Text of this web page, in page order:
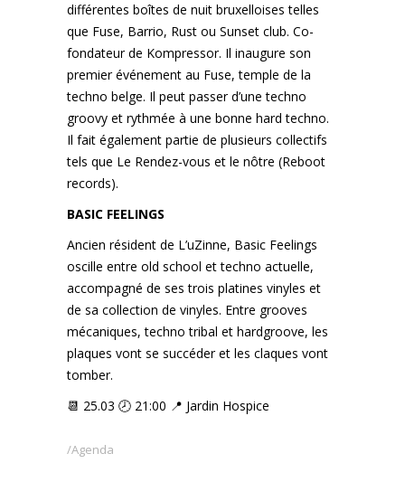
différentes boîtes de nuit bruxelloises telles
que Fuse, Barrio, Rust ou Sunset club. Co-
fondateur de Kompressor. Il inaugure son
premier événement au Fuse, temple de la
techno belge. Il peut passer d’une techno
groovy et rythmée à une bonne hard techno.
Il fait également partie de plusieurs collectifs
tels que Le Rendez-vous et le nôtre (Reboot
records).
BASIC FEELINGS
Ancien résident de L’uZinne, Basic Feelings
oscille entre old school et techno actuelle,
accompagné de ses trois platines vinyles et
de sa collection de vinyles. Entre grooves
mécaniques, techno tribal et hardgroove, les
plaques vont se succéder et les claques vont
tomber.
📆 25.03 🕗 21:00 📍 Jardin Hospice
Agenda